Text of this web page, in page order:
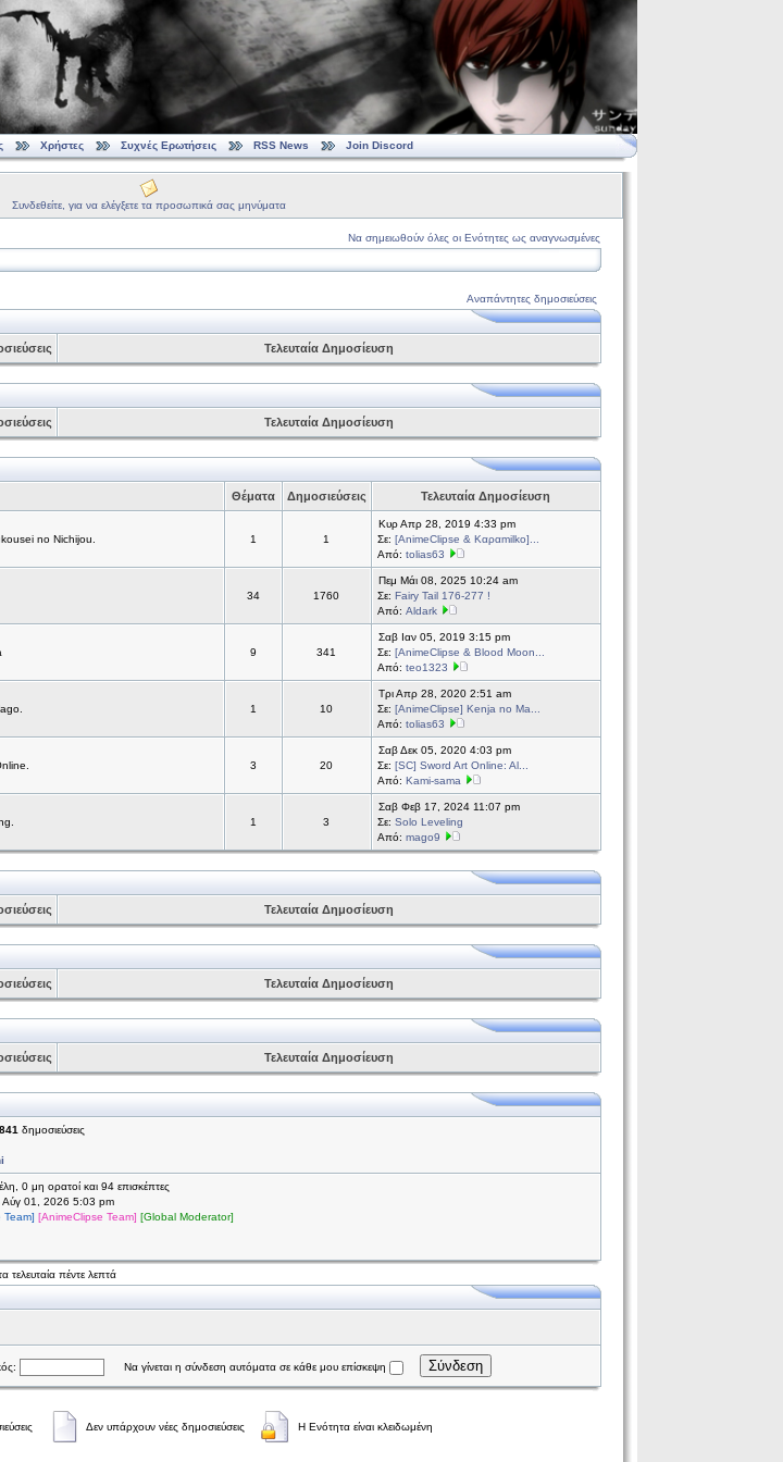
Χρήστες Συχνές Ερωτήσεις RSS News Join Discord
Συνδεθείτε, για να ελέγξετε τα προσωπικά σας μηνύματα
Να σημειωθούν όλες οι Ενότητες ως αναγνωσμένες
Αναπάντητες δημοσιεύσεις
Τελευταία Δημοσίευση
Τελευταία Δημοσίευση
Θέματα Δημοσιεύσεις Τελευταία Δημοσίευση
no Nichijou.
1 1
Κυρ Απρ 28, 2019 4:33 pm
Σε: [AnimeClipse & Καραmilko]...
Από: tolias63
34 1760
Πεμ Μάι 08, 2025 10:24 am
Σε: Fairy Tail 176-277 !
Από: Aldark
9 341
Σαβ Ιαν 05, 2019 3:15 pm
Σε: [AnimeClipse & Blood Moon...
Από: teo1323
1 10
Τρι Απρ 28, 2020 2:51 am
Σε: [AnimeClipse] Kenja no Ma...
Από: tolias63
3 20
Σαβ Δεκ 05, 2020 4:03 pm
Σε: [SC] Sword Art Online: Al...
Από: Kami-sama
1 3
Σαβ Φεβ 17, 2024 11:07 pm
Σε: Solo Leveling
Από: mago9
Τελευταία Δημοσίευση
Τελευταία Δημοσίευση
Τελευταία Δημοσίευση
δημοσιεύσεις
0 μη ορατοί και 94 επισκέπτες
Αύγ 01, 2026 5:03 pm
Team] [AnimeClipse Team] [Global Moderator]
πέντε λεπτά
Να γίνεται η σύνδεση αυτόματα σε κάθε μου επίσκεψη Σύνδεση
Δεν υπάρχουν νέες δημοσιεύσεις Η Ενότητα είναι κλειδωμένη